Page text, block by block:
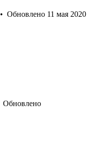
• Обновлено 11 мая 2020
Обновлено